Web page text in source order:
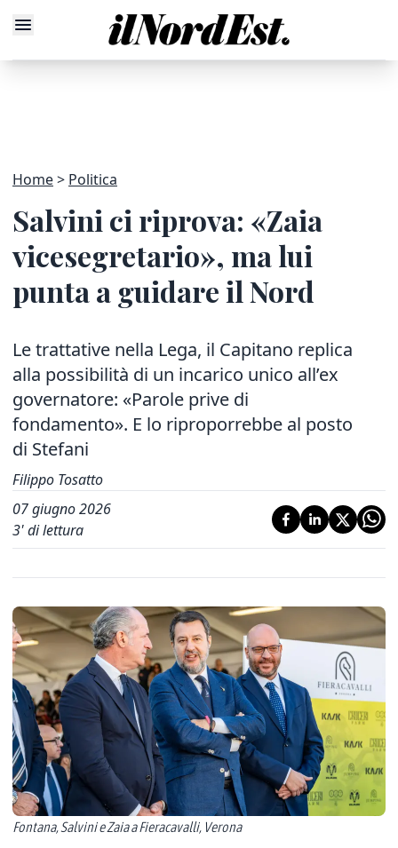
Home Politica
Salvini ci riprova: «Zaia
vicesegretario», ma lui
punta a guidare il Nord
Le trattative nella Lega, il Capitano replica
alla possibilità di un incarico unico all’ex
governatore: «Parole prive di
fondamento». E lo riproporrebbe al posto
di Stefani
Filippo Tosatto
07 giugno 2026
3' di lettura
Fontana, Salvini e Zaia a Fieracavalli, Verona